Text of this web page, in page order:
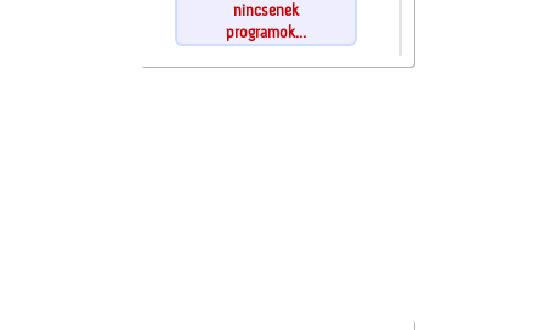
nincsenek
programok...